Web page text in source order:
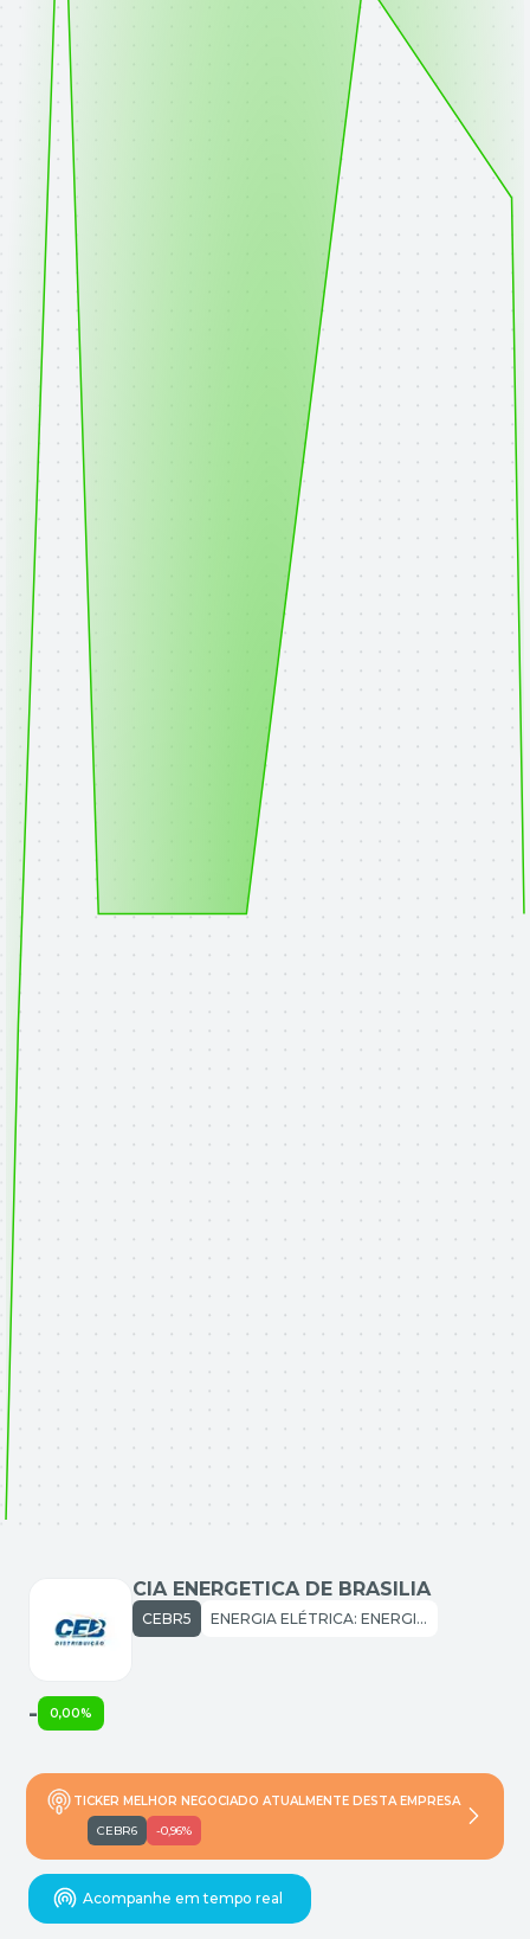
CIA ENERGETICA DE BRASILIA
CEBR5 ENERGIA ELÉTRICA: ENERGIA ELÉTRICA
TICKER MELHOR NEGOCIADO ATUALMENTE DESTA EMPRESA
CEBR6
-0,96%
Acompanhe em tempo real
- 0,00%